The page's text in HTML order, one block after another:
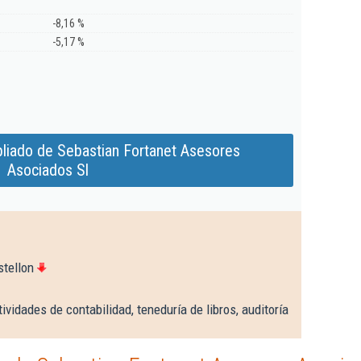
-8,16 %
-5,17 %
de Sebastian Fortanet Asesores
Asociados Sl
de contabilidad, teneduría de libros, auditoría